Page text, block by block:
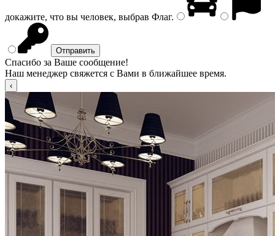
докажите, что вы человек, выбрав Флаг.
Спасибо за Ваше сообщение!
Наш менеджер свяжется с Вами в ближайшее время.